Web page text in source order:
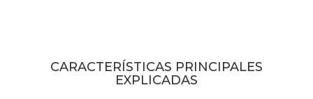
CARACTERÍSTICAS PRINCIPALES
EXPLICADAS